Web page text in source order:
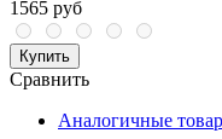
1565 руб
Купить
Сравнить
Аналогичные